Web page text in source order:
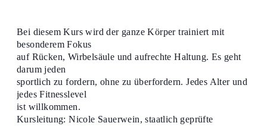
Bei diesem Kurs wird der ganze Körper trainiert mit
besonderem Fokus
auf Rücken, Wirbelsäule und aufrechte Haltung. Es geht
darum jeden
sportlich zu fordern, ohne zu überfordern. Jedes Alter und
jedes Fitnesslevel
ist willkommen.
Kursleitung: Nicole Sauerwein, staatlich geprüfte